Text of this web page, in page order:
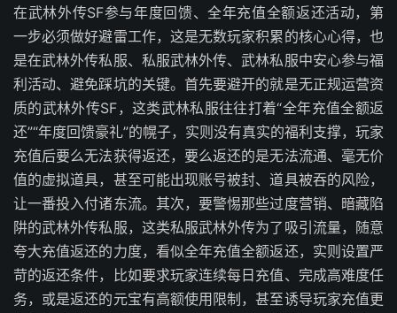
在武林外传SF参与年度回馈、全年充值全额返还活动，第
一步必须做好避雷工作，这是无数玩家积累的核心心得，也
是在武林外传私服、私服武林外传、武林私服中安心参与福
利活动、避免踩坑的关键。首先要避开的就是无正规运营资
质的武林外传SF，这类武林私服往往打着“全年充值全额返
还”“年度回馈豪礼”的幌子，实则没有真实的福利支撑，玩家
充值后要么无法获得返还，要么返还的是无法流通、毫无价
值的虚拟道具，甚至可能出现账号被封、道具被吞的风险，
让一番投入付诸东流。其次，要警惕那些过度营销、暗藏陷
阱的武林外传私服，这类私服武林外传为了吸引流量，随意
夸大充值返还的力度，看似全年充值全额返还，实则设置严
苛的返还条件，比如要求玩家连续每日充值、完成高难度任
务，或是返还的元宝有高额使用限制，甚至诱导玩家充值更